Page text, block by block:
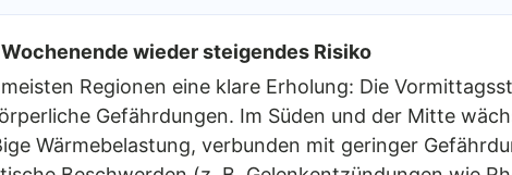
wieder steigendes Risiko
Regionen eine klare Erholung: Die
Gefährdungen. Im Süden und der Mitte
Wärmebelastung, verbunden mit geringer